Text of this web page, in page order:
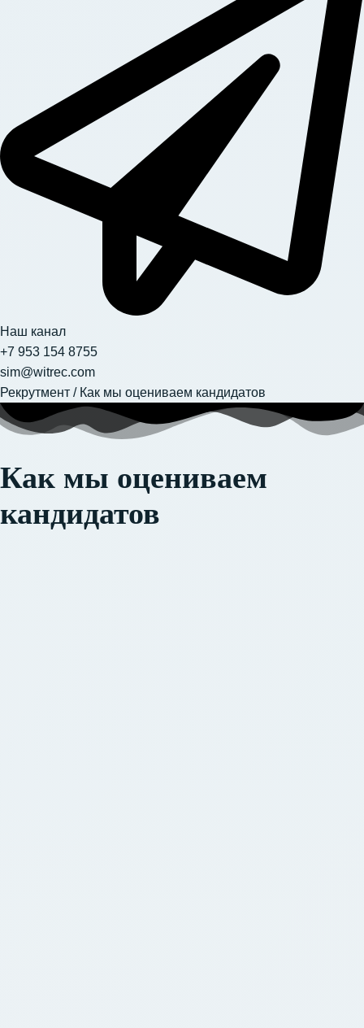
Наш канал
+7 953 154 8755
sim@witrec.com
Рекрутмент / Как мы оцениваем кандидатов
Как мы оцениваем
кандидатов